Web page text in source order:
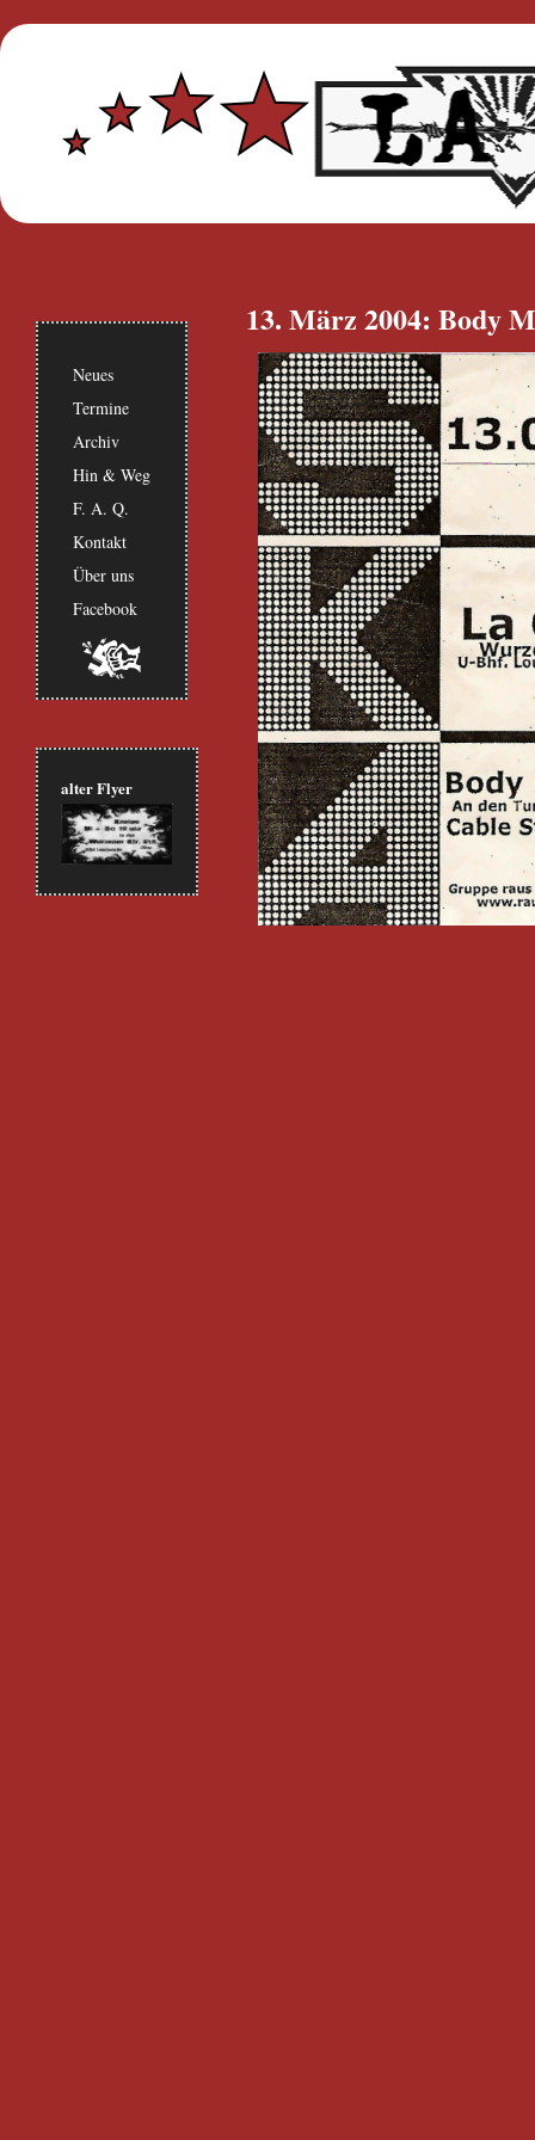
13. März 2004: Body
Neues
Termine
Archiv
Hin & Weg
F. A. Q.
Kontakt
Über uns
Facebook
alter Flyer